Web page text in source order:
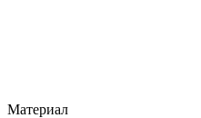
Материал